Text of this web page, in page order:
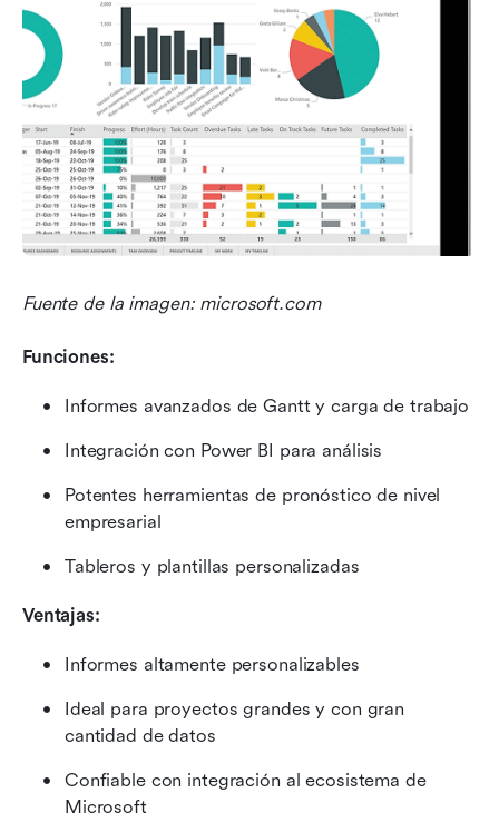
Fuente de la imagen: microsoft.com
Funciones:
Informes avanzados de Gantt y carga de trabajo
Integración con Power BI para análisis
Potentes herramientas de pronóstico de nivel
empresarial
Tableros y plantillas personalizadas
Ventajas:
Informes altamente personalizables
Ideal para proyectos grandes y con gran
cantidad de datos
Confiable con integración al ecosistema de
Microsoft